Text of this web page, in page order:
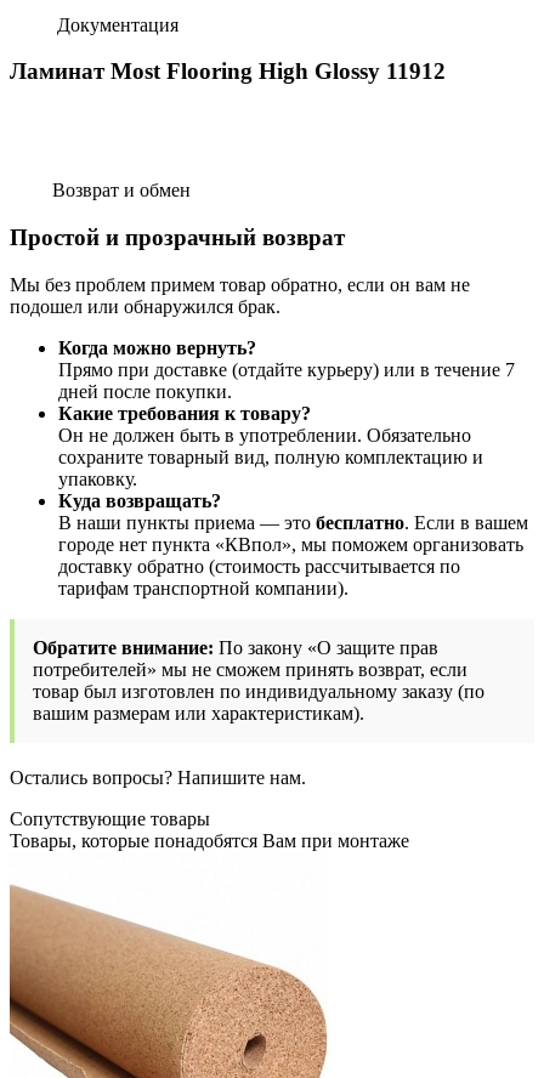
Документация
Ламинат Most Flooring High Glossy 11912
Возврат и обмен
Простой и прозрачный возврат
Мы без проблем примем товар обратно, если он вам не
подошел или обнаружился брак.
Когда можно вернуть?
Прямо при доставке (отдайте курьеру) или в течение 7
дней после покупки.
Какие требования к товару?
Он не должен быть в употреблении. Обязательно
сохраните товарный вид, полную комплектацию и
упаковку.
Куда возвращать?
В наши пункты приема — это бесплатно. Если в вашем
городе нет пункта «КВпол», мы поможем организовать
доставку обратно (стоимость рассчитывается по
тарифам транспортной компании).
Обратите внимание: По закону «О защите прав
потребителей» мы не сможем принять возврат, если
товар был изготовлен по индивидуальному заказу (по
вашим размерам или характеристикам).
Остались вопросы? Напишите нам.
Сопутствующие товары
Товары, которые понадобятся Вам при монтаже